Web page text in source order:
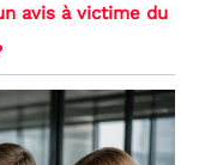
avis à victime du